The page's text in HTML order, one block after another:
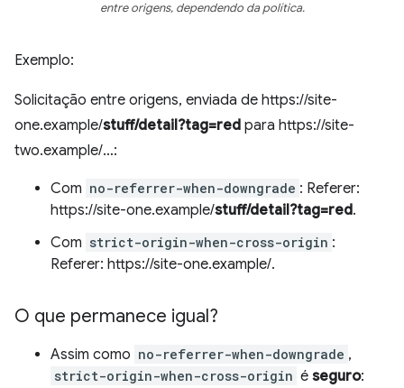
entre origens, dependendo da política.
Exemplo:
Solicitação entre origens, enviada de https://site-
one.example/stuff/detail?tag=red para https://site-
two.example/…:
Com no-referrer-when-downgrade : Referer:
https://site-one.example/stuff/detail?tag=red.
Com strict-origin-when-cross-origin :
Referer: https://site-one.example/.
O que permanece igual?
Assim como no-referrer-when-downgrade ,
strict-origin-when-cross-origin é seguro: